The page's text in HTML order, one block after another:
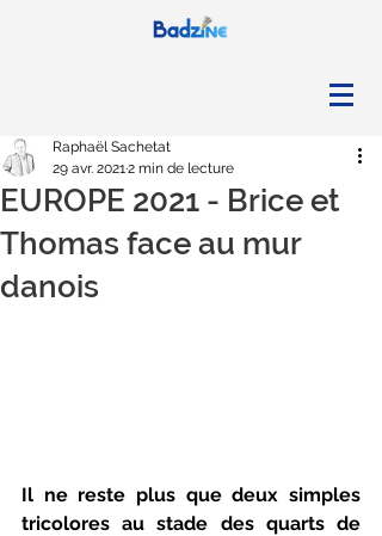
EUROPE 2021 - Brice et
Thomas face au mur
danois
Raphaël Sachetat
29 avr. 20212 min de lecture
Il ne reste plus que deux simples
tricolores au stade des quarts de